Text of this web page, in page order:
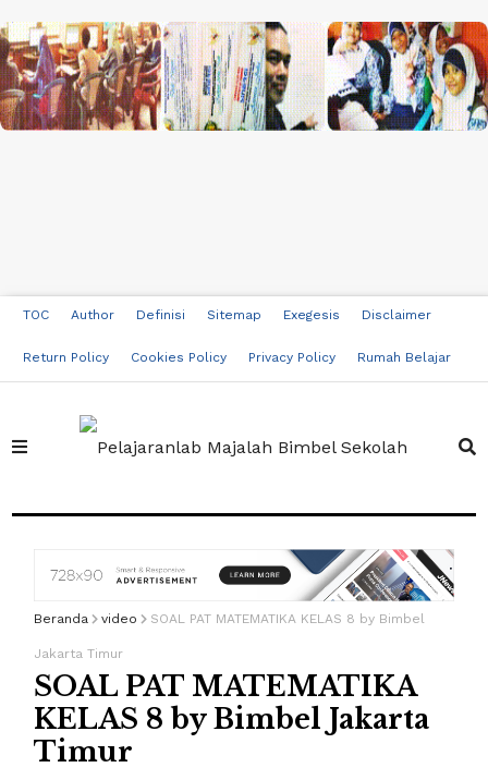
TOC Author Definisi Sitemap Exegesis Disclaimer
Return Policy Cookies Policy Privacy Policy Rumah Belajar
Beranda video SOAL PAT MATEMATIKA KELAS 8 by Bimbel
Jakarta Timur
SOAL PAT MATEMATIKA
KELAS 8 by Bimbel Jakarta
Timur